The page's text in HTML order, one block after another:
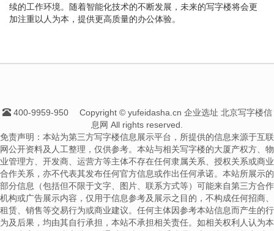
续的工作环境。随着智能化技术的不断发展，未来的写字楼将会更
加注重以人为本，提供更高质量的办公体验。
400-9959-950
Copyright © yufeidasha.cn 企业选址 北京写字楼信
息网 All rights reserved.
免责声明：本站为第三方写字楼信息展示平台，所提供的信息来源于互联
网公开资料及人工整理，仅供参考。本站与相关写字楼的大厦产权方、物
业管理方、开发商、运营方等主体不存在任何隶属关系、授权关系或商业
合作关系，亦不代表其发布任何官方信息或作出任何承诺。本站所展示的
部分信息（包括但不限于文字、图片、联系方式等）可能来自第三方合作
机构或广告展示内容，仅用于信息参考及展示之目的，不构成任何招商、
租赁、销售等交易行为或商业建议。任何主体因参考本站信息而产生的行
为及后果，均由其自行承担，本站不承担相关责任。如相关权利人认为本